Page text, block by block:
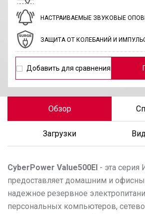
НАСТРАИВАЕМЫЕ ЗВУКОВЫЕ
ЗАЩИТА ОТ КОЛЕБАНИЙ И
Добавить для сравнения
Обзор
Загрузки
CyberPower Value500EI - эта
предоставляет домашним и
надежное резервное
персональных компьютеров,